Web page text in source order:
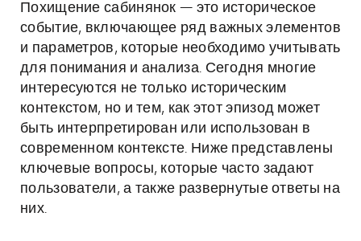
Похищение сабинянок — это историческое
событие, включающее ряд важных элементов
и параметров, которые необходимо учитывать
для понимания и анализа. Сегодня многие
интересуются не только историческим
контекстом, но и тем, как этот эпизод может
быть интерпретирован или использован в
современном контексте. Ниже представлены
ключевые вопросы, которые часто задают
пользователи, а также развернутые ответы на
них.